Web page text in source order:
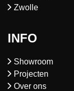
Zwolle
INFO
Showroom
Projecten
Over ons